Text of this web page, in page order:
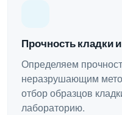
Прочность кладки
Определяем
неразрушающим
отбор образцов
лабораторию.